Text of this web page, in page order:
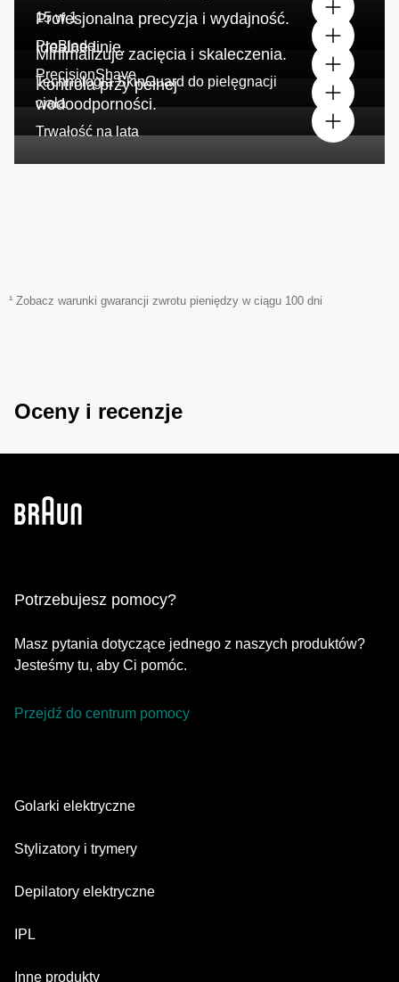
15 w 1
Profesjonalna precyzja i wydajność.
ProBlade
Idealne linie.
PrecisionShave
Minimalizuje zacięcia i skaleczenia.
Technologia SkinGuard do pielęgnacji
ciała
Kontrola przy pełnej
wodoodporności.
Trwałość na lata
¹ Zobacz warunki gwarancji zwrotu pieniędzy w ciągu 100 dni
Oceny i recenzje
Potrzebujesz pomocy?
Masz pytania dotyczące jednego z naszych produktów?
Jesteśmy tu, aby Ci pomóc.
Przejdź do centrum pomocy
Golarki elektryczne
Series 9 Pro
Series 3
Stylizatory i trymery
Trymer do brody
Depilatory elektryczne
Silk·épil SkinSpa
IPL
Skin i·expert
Inne produkty